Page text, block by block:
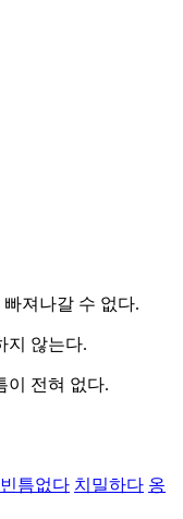
져나갈 수 없다.
지 않는다.
이 전혀 없다.
빈틈없다 치밀하다 옹